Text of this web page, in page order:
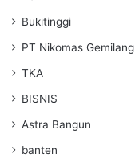
Bukitinggi
PT Nikomas Gemilang
TKA
BISNIS
Astra Bangun
banten